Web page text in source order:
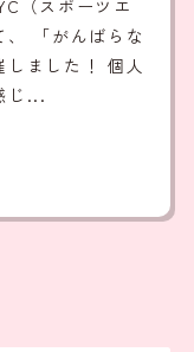
（スポーツエ
「がんばらな
しました！ 個人
じ...